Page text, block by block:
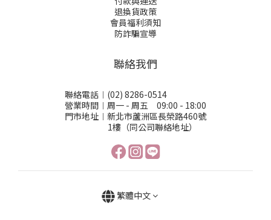
退換貨政策
會員福利須知
防詐騙宣導
聯絡我們
聯絡電話︱(02) 8286-0514
營業時間︱周一 - 周五 09:00 - 18:00
門市地址︱新北市蘆洲區長榮路460號
1樓（同公司聯絡地址）
繁體中文